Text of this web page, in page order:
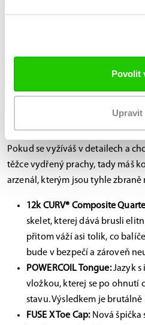
Povolit
Upravit
Rozborka materiálu:
ledem?
Pokud se vyžíváš v detailech a
těžce vydřený prachy, tady máš
arzenál, kterým jsou tyhle zbraně
12k CURV® Composite
skelet, kterej dává brusli
přitom váží asi tolik, co
bude v bezpečí a zároveň
POWERCOIL Tongue:Jazyk s
vložkou, kterej se po ohnutí
stavu. Výsledkem je
FUSE X Toe Cap:Nová špička